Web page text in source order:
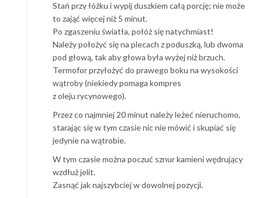
Stań przy łóżku i wypij duszkiem całą porcję; nie może
to zająć więcej niż 5 minut.
Po zgaszeniu światła, połóż się natychmiast!
Należy położyć się na plecach z poduszką, lub dwoma
pod głową, tak aby głowa była wyżej niż brzuch.
Termofor przyłożyć do prawego boku na wysokości
wątroby (niekiedy pomaga kompres
z oleju rycynowego).
Przez co najmniej 20 minut należy leżeć nieruchomo,
starając się w tym czasie nic nie mówić i skupiać się
jedynie na wątrobie.
W tym czasie można poczuć sznur kamieni wędrujący
wzdłuż jelit.
Zasnąć jak najszybciej w dowolnej pozycji.